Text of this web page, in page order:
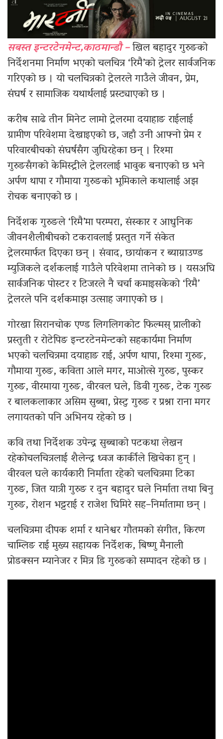
सबस्त इन्टरटेनमेन्ट,काठमान्डौ –खिल बहादुर गुरुङको
निर्देशनमा निर्माण भएको चलचित्र ‘रिमै’को ट्रेलर सार्वजनिक
गरिएको छ । यो चलचित्रको ट्रेलरले गाउँले जीवन, प्रेम,
संघर्ष र सामाजिक यथार्थलाई प्रस्ट्याएको छ ।
करीब साढे तीन मिनेट लामो ट्रेलरमा दयाहाङ राईलाई
ग्रामीण परिवेशमा देखाइएको छ, जहाँ उनी आफ्नो प्रेम र
परिवारबीचको संघर्षसँग जुधिरहेका छन् । रिश्मा
गुरुङसँगको केमिस्ट्रीले ट्रेलरलाई भावुक बनाएको छ भने
अर्पण थापा र गौमाया गुरुङको भूमिकाले कथालाई अझ
रोचक बनाएको छ ।
निर्देशक गुरुङले ‘रिमै’मा परम्परा, संस्कार र आधुनिक
जीवनशैलीबीचको टकरावलाई प्रस्तुत गर्ने संकेत
ट्रेलरमार्फत दिएका छन् । संवाद, छायांकन र ब्याग्राउण्ड
म्युजिकले दर्शकलाई गाउँले परिवेशमा तानेको छ । यसअघि
सार्वजनिक पोस्टर र टिजरले नै चर्चा कमाइसकेको ‘रिमै’
ट्रेलरले पनि दर्शकमाझ उत्साह जगाएको छ ।
गोरखा सिरानचोक एण्ड लिगलिगकोट फिल्मस् प्रालीको
प्रस्तुती र रोटेपिङ इन्टरटेनमेन्टको सहकार्यमा निर्माण
भएको चलचित्रमा दयाहाङ राई, अर्पण थापा, रिश्मा गुरुङ,
गौमाया गुरुङ, कविता आले मगर, माओत्से गुरुङ, पुस्कर
गुरुङ, वीरमाया गुरुङ, वीरवल घले, डिवी गुरुङ, टेक गुरुङ
र बालकलाकार असिम सुब्बा, प्रेस्टु गुरुङ र प्रश्ना राना मगर
लगायतको पनि अभिनय रहेको छ ।
कवि तथा निर्देशक उपेन्द्र सुब्बाको पटकथा लेखन
रहेकोचलचित्रलाई शैलेन्द्र ध्वज कार्कीले खिचेका हुन् ।
वीरवल घले कार्यकारी निर्माता रहेको चलचित्रमा टिका
गुरुङ, जित यात्री गुरुङ र दुन बहादुर घले निर्माता तथा बिनु
गुरुङ, रोशन भट्टराई र राजेश घिमिरे सह–निर्मातामा छन् ।
चलचित्रमा दीपक शर्मा र थानेश्वर गौतमको संगीत, किरण
चाम्लिङ राई मुख्य सहायक निर्देशक, बिष्णु मैनाली
प्रोडक्सन म्यानेजर र मित्र डि गुरुङको सम्पादन रहेको छ ।